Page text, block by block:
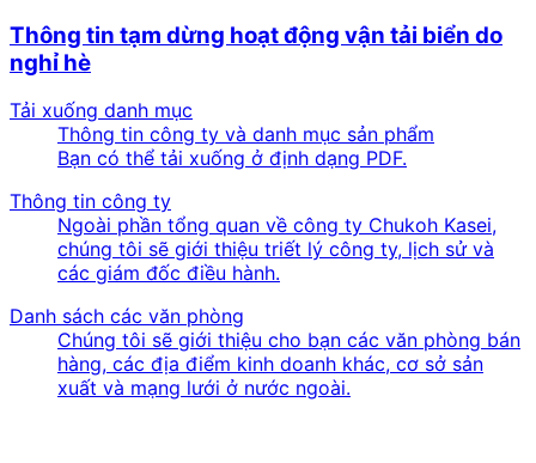
Thông tin tạm dừng hoạt động vận tải biển do
nghỉ hè
Tải xuống danh mục
Thông tin công ty và danh mục sản phẩm
Bạn có thể tải xuống ở định dạng PDF.
Thông tin công ty
Ngoài phần tổng quan về công ty Chukoh Kasei,
chúng tôi sẽ giới thiệu triết lý công ty, lịch sử và
các giám đốc điều hành.
Danh sách các văn phòng
Chúng tôi sẽ giới thiệu cho bạn các văn phòng bán
hàng, các địa điểm kinh doanh khác, cơ sở sản
xuất và mạng lưới ở nước ngoài.